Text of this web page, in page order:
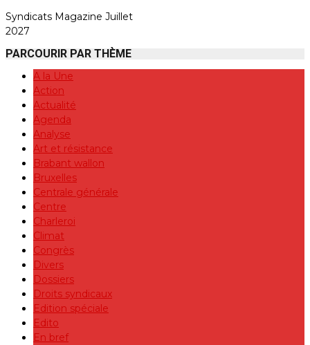
Syndicats Magazine Juillet
2027
PARCOURIR PAR THÈME
A la Une
Action
Actualité
Agenda
Analyse
Art et résistance
Brabant wallon
Bruxelles
Centrale générale
Centre
Charleroi
Climat
Congrès
Divers
Dossiers
Droits syndicaux
Edition spéciale
Edito
En bref